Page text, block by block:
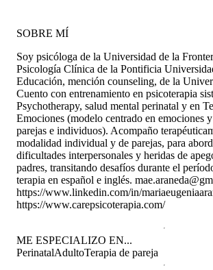
SOBRE MÍ
Soy psicóloga de la Universidad de la
Psicología Clínica de la Pontificia
Educación, mención counseling, de la
Cuento con entrenamiento en psicoterapia
Psychotherapy, salud mental perinatal y en
Emociones (modelo centrado en emociones
parejas e individuos). Acompaño
modalidad individual y de parejas, para
dificultades interpersonales y heridas de
padres, transitando desafíos durante el
terapia en español e inglés.
https://www.linkedin.com/in/
https://www.carepsicoterapia.com/
ME ESPECIALIZO EN...
PerinatalAdultoTerapia de pareja